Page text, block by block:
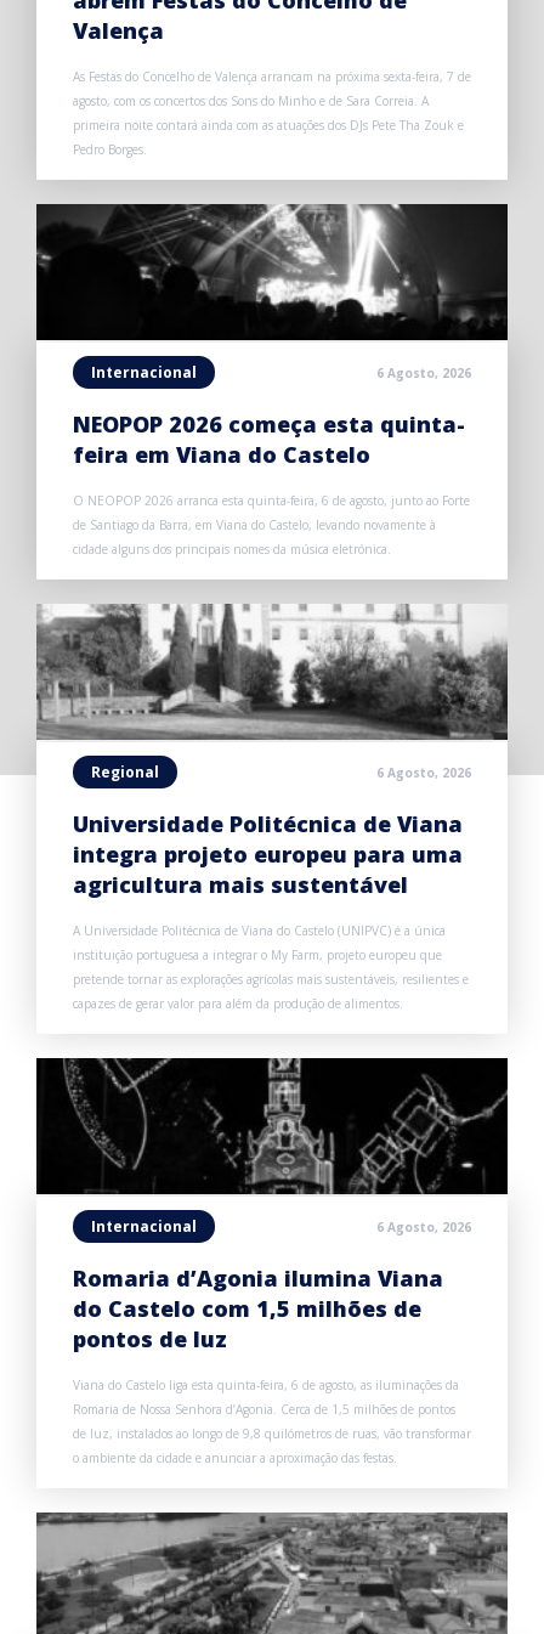
Valença
As Festas do Concelho de Valença arrancam na próxima sexta-feira, 7 de
agosto, com os concertos dos Sons do Minho e de Sara Correia. A
primeira noite contará ainda com as atuações dos DJs Pete Tha Zouk e
Pedro Borges.
Internacional 6 Agosto, 2026
NEOPOP 2026 começa esta quinta-
feira em Viana do Castelo
O NEOPOP 2026 arranca esta quinta-feira, 6 de agosto, junto ao Forte
de Santiago da Barra, em Viana do Castelo, levando novamente à
cidade alguns dos principais nomes da música eletrónica.
Regional 6 Agosto, 2026
Universidade Politécnica de Viana
integra projeto europeu para uma
agricultura mais sustentável
A Universidade Politécnica de Viana do Castelo (UNIPVC) é a única
instituição portuguesa a integrar o My Farm, projeto europeu que
pretende tornar as explorações agrícolas mais sustentáveis, resilientes e
capazes de gerar valor para além da produção de alimentos.
Internacional 6 Agosto, 2026
Romaria d’Agonia ilumina Viana
do Castelo com 1,5 milhões de
pontos de luz
Viana do Castelo liga esta quinta-feira, 6 de agosto, as iluminações da
Romaria de Nossa Senhora d’Agonia. Cerca de 1,5 milhões de pontos
de luz, instalados ao longo de 9,8 quilómetros de ruas, vão transformar
o ambiente da cidade e anunciar a aproximação das festas.